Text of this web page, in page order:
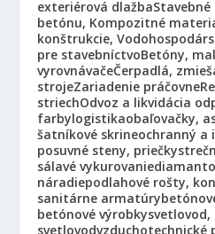
exteriérová dlažba
betónu, Kompozitné
konštrukcie,
pre stavebníctvoBetóny,
vyrovnávačeČerpadlá,
strojeZariadenie práčovne
striechOdvoz a likvidácia
farbylogistikaobaľovačky,
šatníkové skrineochranný a
posuvné steny, priečky
sálavé vykurovanie
náradiepodlahové rošty,
sanitárne armatúry
betónové výrobky
svetlovodvzduchotechnické